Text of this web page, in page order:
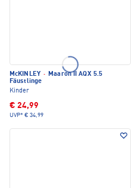
McKINLEY · Maaron II AQX 5.5
Fäustlinge
Kinder
€ 24,99
UVP* € 34,99